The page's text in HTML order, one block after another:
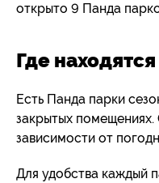
открыто 9 Панда
Где
Есть Панда парки
закрытых
зависимости от
Для удобства каждый